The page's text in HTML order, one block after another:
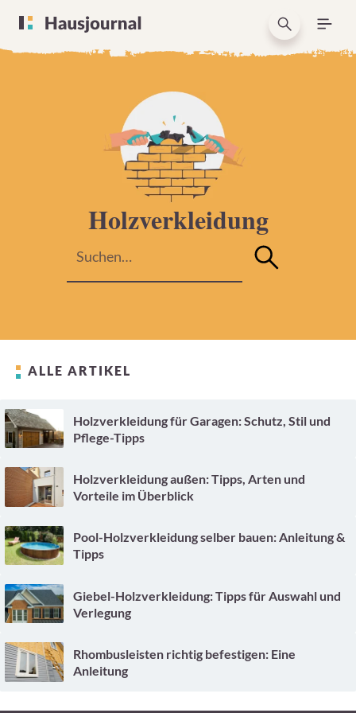
Holzverkleidung
ALLE ARTIKEL
Holzverkleidung für Garagen: Schutz, Stil und
Pflege-Tipps
Holzverkleidung außen: Tipps, Arten und
Vorteile im Überblick
Pool-Holzverkleidung selber bauen: Anleitung &
Tipps
Giebel-Holzverkleidung: Tipps für Auswahl und
Verlegung
Rhombusleisten richtig befestigen: Eine
Anleitung